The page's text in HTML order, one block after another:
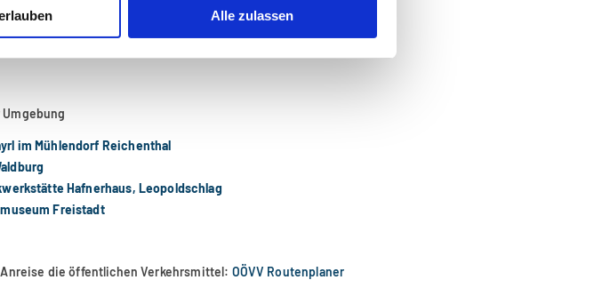
Alle zulassen
im Mühlendorf Reichenthal
Hafnerhaus, Leopoldschlag
Freistadt
die öffentlichen Verkehrsmittel: OÖVV Routenplaner